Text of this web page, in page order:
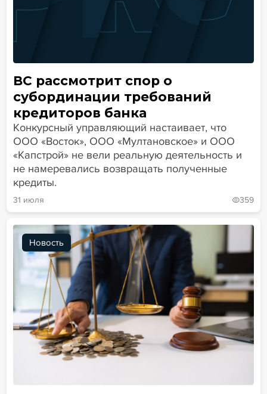
ВС рассмотрит спор о
субординации требований
кредиторов банка
Конкурсный управляющий настаивает, что
ООО «Восток», ООО «Мултановское» и ООО
«Капстрой» не вели реальную деятельность и
не намеревались возвращать полученные
кредиты.
31 июля 359
Новость